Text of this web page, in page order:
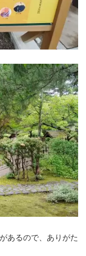
あるので、ありがた